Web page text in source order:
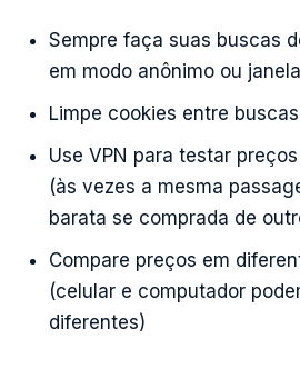
Sempre faça suas buscas
em modo anônimo ou
Limpe cookies entre
Use VPN para testar
(às vezes a mesma
barata se comprada de
Compare preços em
(celular e computador
diferentes)